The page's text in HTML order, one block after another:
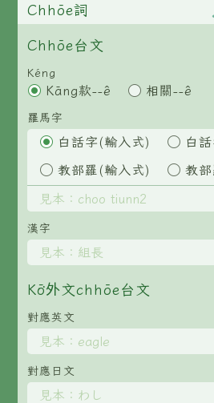
Chhōe全文
Chhōe資料集
按怎Chhōe
紹介
È-phoh
資源
📖 ChhoeTaigi⁺ 冊讀á
🐮 台文牛--哥
📚
🏛️ 白話字博物館
🐶 狗公會曉學台語
Chhōe詞
Chhōe台文
Kéng
Kāng款--ê 相關--ê
羅馬字
白話字(輸入式)
白
教部羅(輸入式)
教部
漢字
Kō͘外文chhōe台文
對應英文
對應日文